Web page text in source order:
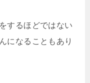
するほどではない
になることもあり